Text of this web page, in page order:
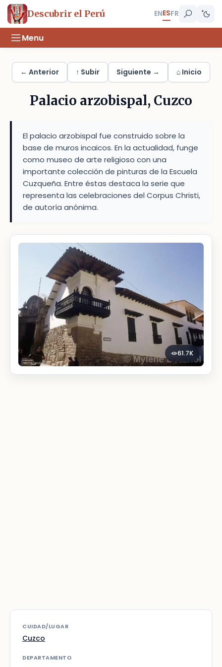
Descubrir el Perú ENESFR
Menu
← Anterior ↑ Subir Siguiente → ⌂ Inicio
Palacio arzobispal, Cuzco
El palacio arzobispal fue construido sobre la
base de muros incaicos. En la actualidad, funge
como museo de arte religioso con una
importante colección de pinturas de la Escuela
Cuzqueña. Entre éstas destaca la serie que
representa las celebraciones del Corpus Christi,
de autoría anónima.
61.7K
CUIDAD/LUGAR
Cuzco
DEPARTAMENTO